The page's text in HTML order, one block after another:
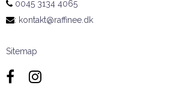
0045 3134 4065
: kontakt@raffinee.dk
Sitemap